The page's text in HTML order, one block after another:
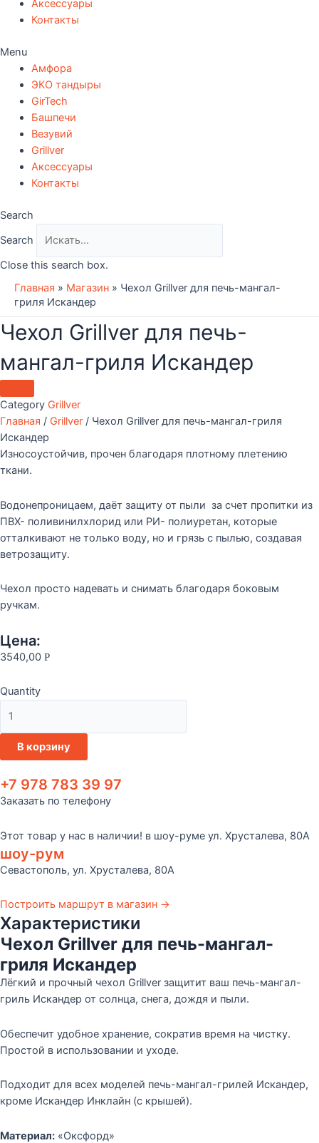
Аксессуары
Контакты
Menu
Амфора
ЭКО тандыры
GirTech
Башпечи
Везувий
Grillver
Аксессуары
Контакты
Search
Search
Close this search box.
Главная » Магазин » Чехол Grillver для печь-мангал-
гриля Искандер
Чехол Grillver для печь-
мангал-гриля Искандер
Category Grillver
Главная / Grillver / Чехол Grillver для печь-мангал-гриля
Искандер
Износоустойчив, прочен благодаря плотному плетению
ткани.
Водонепроницаем, даёт защиту от пыли за счет пропитки из
ПВХ- поливинилхлорид или РИ- полиуретан, которые
отталкивают не только воду, но и грязь с пылью, создавая
ветрозащиту.
Чехол просто надевать и снимать благодаря боковым
ручкам.
Цена:
3540,00 Р
Quantity
товара
Чехол Grillver для
печь-
гриля
Искандер
В корзину
+7 978 783 39 97
Заказать по телефону
Этот товар у нас в наличии! в шоу-руме ул. Хрусталева, 80А
шоу-рум
Севастополь, ул. Хрусталева, 80А
Построить маршрут в магазин →
Характеристики
Чехол Grillver для печь-мангал-
гриля Искандер
Лёгкий и прочный чехол Grillver защитит ваш печь-мангал-
гриль Искандер от солнца, снега, дождя и пыли.
Обеспечит удобное хранение, сократив время на чистку.
Простой в использовании и уходе.
Подходит для всех моделей печь-мангал-грилей Искандер,
кроме Искандер Инклайн (с крышей).
Материал: «Оксфорд»